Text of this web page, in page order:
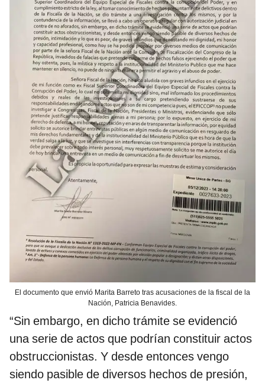
El documento que envió Marita Barreto tras acusaciones de la fiscal de la
Nación, Patricia Benavides.
“Sin embargo, en dicho trámite se evidenció
una serie de actos que podrían constituir actos
obstruccionistas. Y desde entonces vengo
siendo pasible de diversos hechos de presión,